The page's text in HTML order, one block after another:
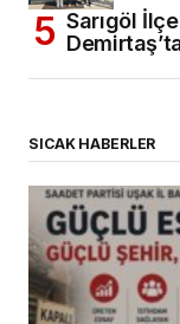
Sarıgöl
SICAK HABERLER